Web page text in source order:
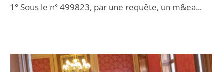
1° Sous le n° 499823, par une requête, un m&ea...